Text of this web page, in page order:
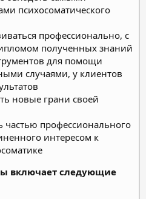
психосоматического
профессионально, с
полученных знаний
для помощи
случаями, у клиентов
новые грани своей
частью профессионального
интересом к
включает следующие